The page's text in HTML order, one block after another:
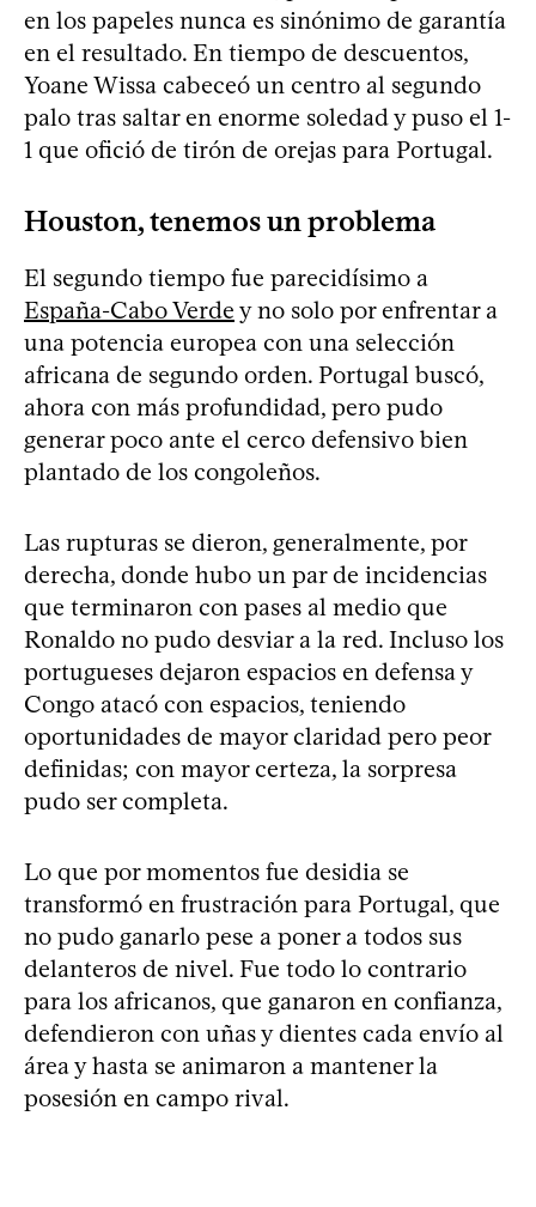
en los papeles nunca es sinónimo de garantía
en el resultado. En tiempo de descuentos,
Yoane Wissa cabeceó un centro al segundo
palo tras saltar en enorme soledad y puso el 1-
1 que ofició de tirón de orejas para Portugal.
Houston, tenemos un problema
El segundo tiempo fue parecidísimo a
España-Cabo Verde y no solo por enfrentar a
una potencia europea con una selección
africana de segundo orden. Portugal buscó,
ahora con más profundidad, pero pudo
generar poco ante el cerco defensivo bien
plantado de los congoleños.
Las rupturas se dieron, generalmente, por
derecha, donde hubo un par de incidencias
que terminaron con pases al medio que
Ronaldo no pudo desviar a la red. Incluso los
portugueses dejaron espacios en defensa y
Congo atacó con espacios, teniendo
oportunidades de mayor claridad pero peor
definidas; con mayor certeza, la sorpresa
pudo ser completa.
Lo que por momentos fue desidia se
transformó en frustración para Portugal, que
no pudo ganarlo pese a poner a todos sus
delanteros de nivel. Fue todo lo contrario
para los africanos, que ganaron en confianza,
defendieron con uñas y dientes cada envío al
área y hasta se animaron a mantener la
posesión en campo rival.